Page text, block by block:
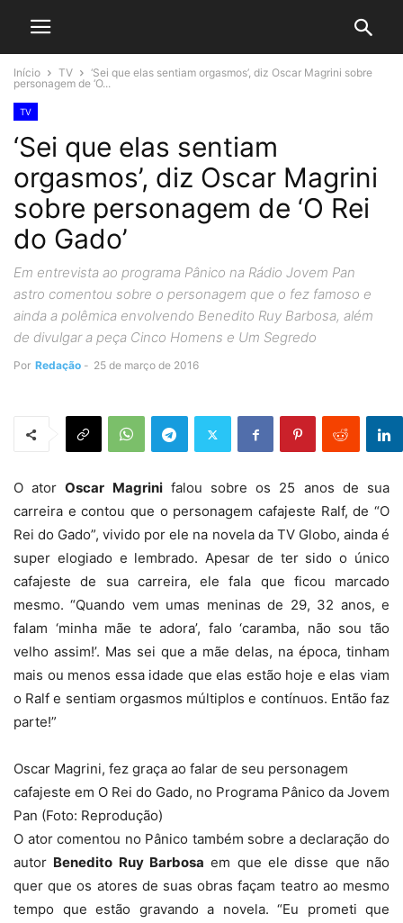
Início TV
‘Sei que elas sentiam orgasmos’, diz Oscar Magrini sobre
personagem de ‘O...
TV
‘Sei que elas sentiam
orgasmos’, diz Oscar Magrini
sobre personagem de ‘O Rei
do Gado’
Em entrevista ao programa Pânico na Rádio Jovem Pan
astro comentou sobre o personagem que o fez famoso e
ainda a polêmica envolvendo Benedito Ruy Barbosa, além
de divulgar a peça Cinco Homens e Um Segredo
Por Redação - 25 de março de 2016
O atorOscar Magrinifalou sobre os 25 anos de sua
carreira e contou que o personagem cafajeste Ralf, de “O
Rei do Gado”, vivido por ele na novela da TV Globo, ainda é
super elogiado e lembrado. Apesar de ter sido o único
cafajeste de sua carreira, ele fala que ficou marcado
mesmo. “Quando vem umas meninas de 29, 32 anos, e
falam ‘minha mãe te adora’, falo ‘caramba, não sou tão
velho assim!’. Mas sei que a mãe delas, na época, tinham
mais ou menos essa idade que elas estão hoje e elas viam
o Ralf e sentiam orgasmos múltiplos e contínuos. Então faz
parte!”
Oscar Magrini, fez graça ao falar de seu personagem
cafajeste em O Rei do Gado, no Programa Pânico da Jovem
Pan (Foto: Reprodução)
O ator comentou no Pânico também sobre a declaração do
autor Benedito Ruy Barbosa em que ele disse que não
quer que os atores de suas obras façam teatro ao mesmo
tempo que estão gravando a novela. “Eu prometi que